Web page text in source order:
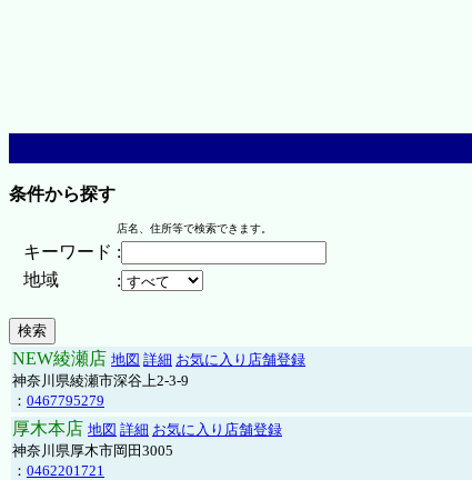
条件から探す
店名、住所等で検索できます。
キーワード :
地域
:
NEW綾瀬店 地図 詳細 お気に入り店舗登録
神奈川県綾瀬市深谷上2-3-9
： 0467795279
厚木本店 地図 詳細 お気に入り店舗登録
神奈川県厚木市岡田3005
： 0462201721